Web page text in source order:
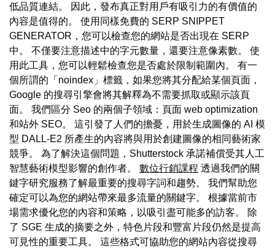
低品質連結。 因此，發布真正對用戶有吸引力的有價值的
內容是值得的。 使用同樣免費的 SERP SNIPPET
GENERATOR，您可以檢查您的網站是否出現在 SERP
中。 不僅要注意描述中的字元數量，還要注意像素數。 使
用此工具，您可以輕鬆檢查您是否處於限制範圍內。 有一
個所謂的「noindex」標籤，如果您將其分配給某個頁面，
Google 的搜尋引擎會將其解釋為不需要抓取或顯示該頁
面。 我們區分 Seo 的兩個子領域：頁面 web optimization
和站外 SEO。 這引發了人們的擔憂，用於生成圖像的 AI 模
型 DALL-E2 所產生的內容將與用於創建圖像的相同藝術家
競爭。 為了解決這個問題，Shutterstock 承諾補償受其人工
智慧藝術模型影響的創作者。 數位行銷課程 透過我們的關
鍵字研究服務了解最重要的搜尋字詞和趨勢。 我們幫助您
確定可以為您的網站帶來最多流量的關鍵字。 根據當前市
場需求優化您的內容和策略，以吸引盡可能多的訪客。 除
了 SGE 生成的摘要之外，特色片段和豐富片段仍然是提高
可見性的重要工具。 這些格式可協助您的網站內容從搜尋